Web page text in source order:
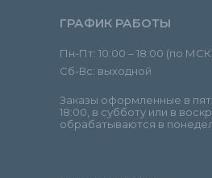
ГРАФИК РАБОТЫ
Пн-Пт: 10:00 – 18:00 (по
Сб-Вс: выходной
Заказы оформленные в
18:00, в субботу или в
обрабатываются в